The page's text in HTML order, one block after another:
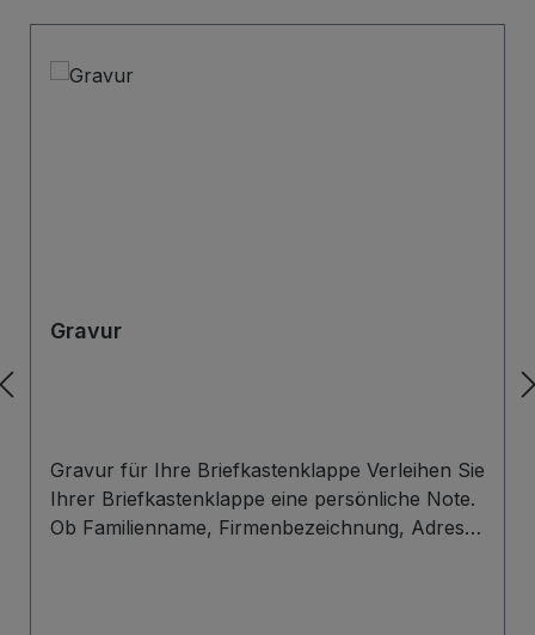
Gravur
Gravur für Ihre Briefkastenklappe Verleihen Sie
Ihrer Briefkastenklappe eine persönliche Note.
Ob Familienname, Firmenbezeichnung, Adresse